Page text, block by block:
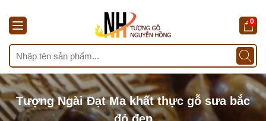
0
Tượng Ngài Đạt Ma khất thực gỗ sưa bắc